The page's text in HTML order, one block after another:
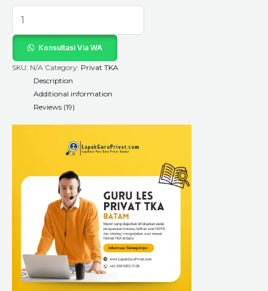
Konsultasi Via WA
SKU: N/A Category: Privat TKA
Description
Additional information
Reviews (19)